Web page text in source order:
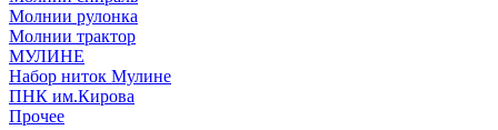
Молнии рулонка
Молнии трактор
МУЛИНЕ
Набор ниток Мулине
ПНК им.Кирова
Прочее